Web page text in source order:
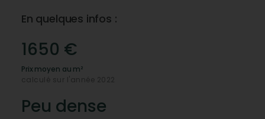
dynamisme de la localité. Cette présence de
Comment se porte le marché
Le marché immobilier de
stables avec une évolution favorable, ce qui en fait
raisonnables, permettant une accessibilité à tous
maisons.
En quelques infos :
1650 €
Prix moyen au m²
calculé sur l'année 2022
Peu dense